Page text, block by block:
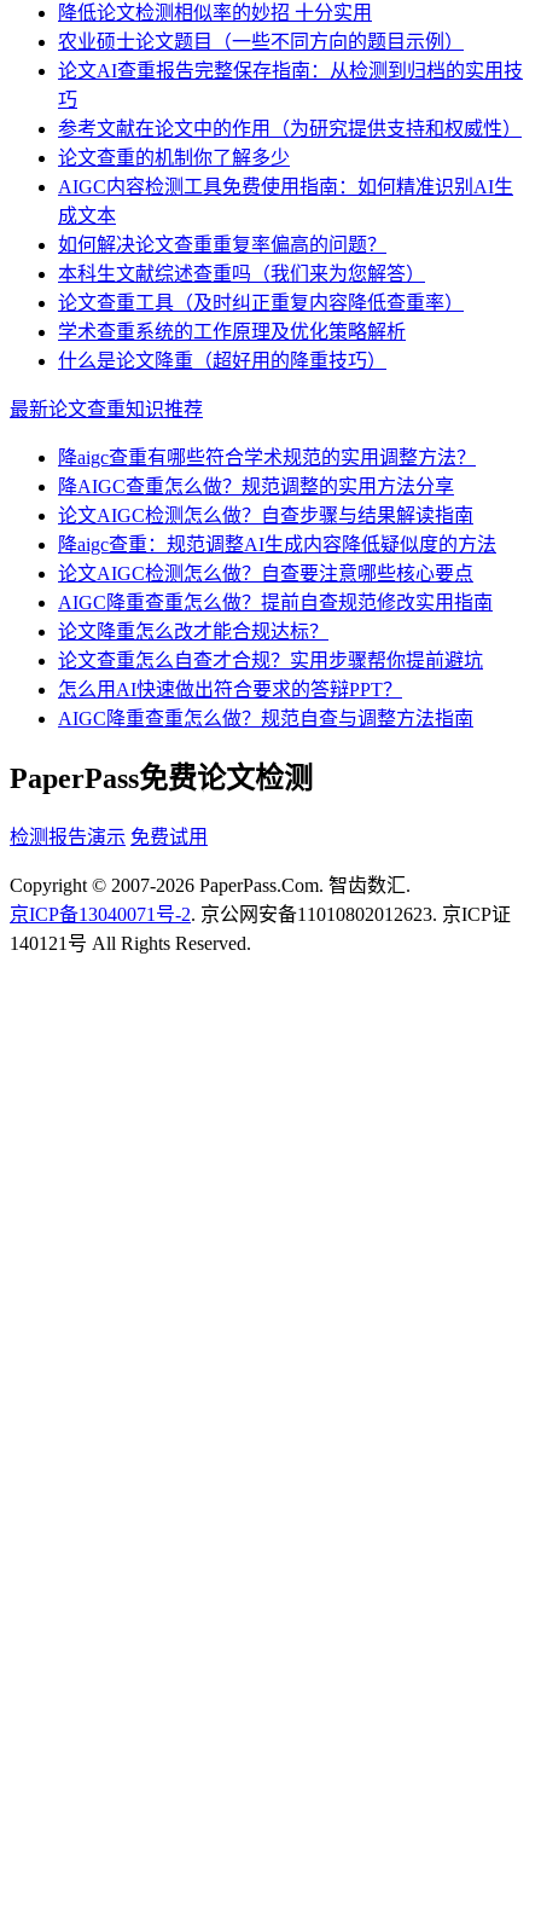
降低论文检测相似率的妙招 十分实用
农业硕士论文题目（一些不同方向的题目示例）
论文AI查重报告完整保存指南：从检测到归档的实用技
巧
参考文献在论文中的作用（为研究提供支持和权威性）
论文查重的机制你了解多少
AIGC内容检测工具免费使用指南：如何精准识别AI生
成文本
如何解决论文查重重复率偏高的问题？
本科生文献综述查重吗（我们来为您解答）
论文查重工具（及时纠正重复内容降低查重率）
学术查重系统的工作原理及优化策略解析
什么是论文降重（超好用的降重技巧）
最新论文查重知识推荐
降aigc查重有哪些符合学术规范的实用调整方法？
降AIGC查重怎么做？规范调整的实用方法分享
论文AIGC检测怎么做？自查步骤与结果解读指南
降aigc查重：规范调整AI生成内容降低疑似度的方法
论文AIGC检测怎么做？自查要注意哪些核心要点
AIGC降重查重怎么做？提前自查规范修改实用指南
论文降重怎么改才能合规达标？
论文查重怎么自查才合规？实用步骤帮你提前避坑
怎么用AI快速做出符合要求的答辩PPT？
AIGC降重查重怎么做？规范自查与调整方法指南
PaperPass免费论文检测
检测报告演示 免费试用
Copyright © 2007-2026 PaperPass.Com. 智齿数汇.
京ICP备13040071号-2. 京公网安备11010802012623. 京ICP证
140121号 All Rights Reserved.